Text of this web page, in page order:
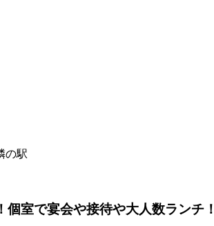
の駅
個室で宴会や接待や大人数ランチ